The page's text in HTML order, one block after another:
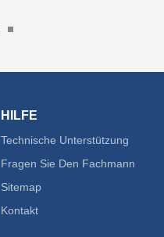
HILFE
Technische Unterstützung
Fragen Sie Den Fachmann
Sitemap
Kontakt